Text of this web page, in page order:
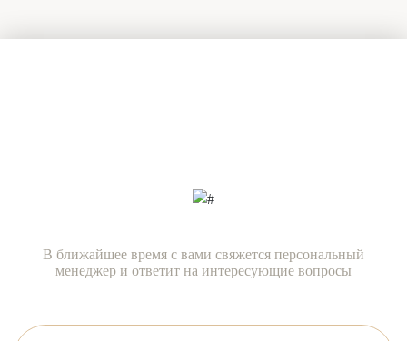
В ближайшее время с вами свяжется персональный
менеджер и ответит на интересующие вопросы